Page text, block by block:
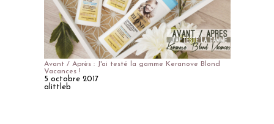
Avant / Après : J'ai testé la gamme Keranove Blond
Vacances !
5 octobre 2017
alittleb